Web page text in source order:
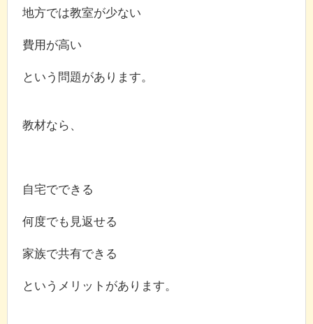
地方では教室が少ない
費用が高い
という問題があります。
教材なら、
自宅でできる
何度でも見返せる
家族で共有できる
というメリットがあります。